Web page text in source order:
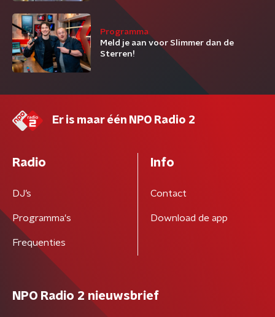
Programma
Meld je aan voor Slimmer dan de
Sterren!
Er is maar één NPO Radio 2
Radio
DJ’s
Programma's
Frequenties
Info
Contact
Download de app
NPO Radio 2 nieuwsbrief